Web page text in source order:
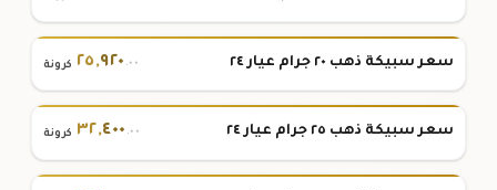
سعر سبيكة ذهب ٢٠ جرام عيار ٢٤ ٢٥,٩٢٠ .٠٠ كرونة
سعر سبيكة ذهب ٢٥ جرام عيار ٢٤ ٣٢,٤٠٠ .٠٠ كرونة